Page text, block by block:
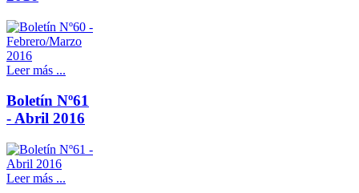
Leer más ...
Boletín Nº61
- Abril 2016
Leer más ...